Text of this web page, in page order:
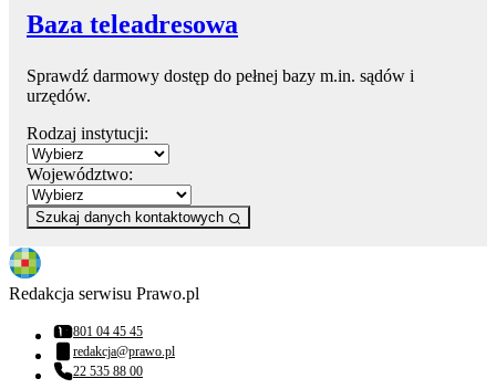
Baza teleadresowa
Sprawdź darmowy dostęp do pełnej bazy m.in. sądów i
urzędów.
Rodzaj instytucji:
Województwo:
Szukaj danych kontaktowych
Redakcja serwisu Prawo.pl
Numer telefonu:
801 04 45 45
Adres email:
redakcja@prawo.pl
Numer telefonu:
22 535 88 00